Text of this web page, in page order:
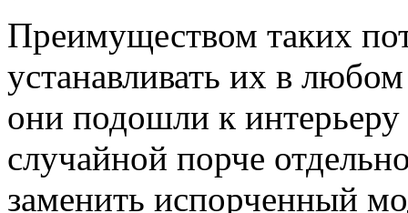
Преимуществом таких
устанавливать их в
они подошли к
случайной порче
заменить испорченный